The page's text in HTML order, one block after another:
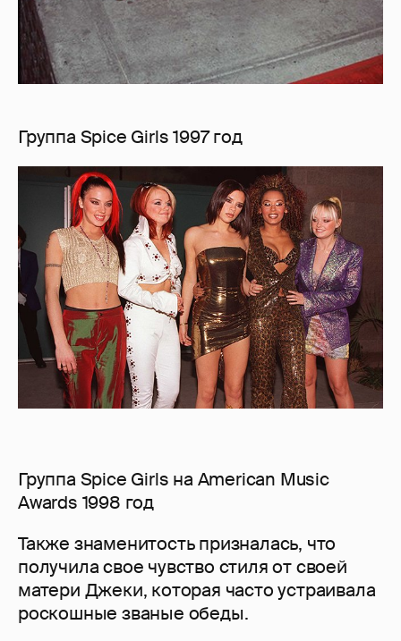
Группа Spice Girls 1997 год
Группа Spice Girls на American Music
Awards 1998 год
Также знаменитость призналась, что
получила свое чувство стиля от своей
матери Джеки, которая часто устраивала
роскошные званые обеды.